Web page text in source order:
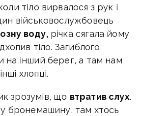
тіло вирвалося з рук і
військовослужбовець
воду, річка сягала йому
тіло. Загиблого
на інший берег, а там нам
хлопці.
зрозумів, що втратив слух.
бронемашину, там хтось